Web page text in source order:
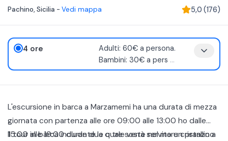
Pachino, Sicilia - Vedi mappa 5,0 (176)
4 ore
Adulti: 60€ a persona.
Bambini: 30€ a pers ...
L'escursione in barca a Marzamemi ha una durata di mezza
giornata con partenza alle ore 09:00 alle 13:00 ho dalle
15:00 alle 19:00 durante la quale verrà servito un pranzo a
Il tour in barca include due o tre soste nel mare cristallino